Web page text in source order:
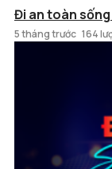
Đi an toàn
5 tháng trước 164